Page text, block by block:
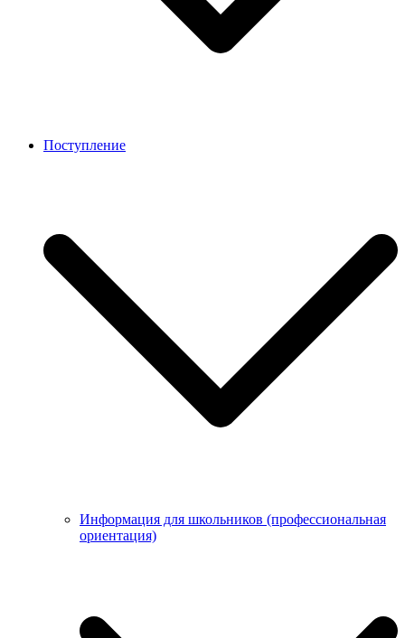
Поступление
Информация для школьников (профессиональная
ориентация)